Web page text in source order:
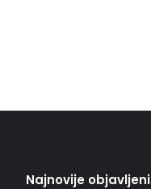
Najnovije objavljeni